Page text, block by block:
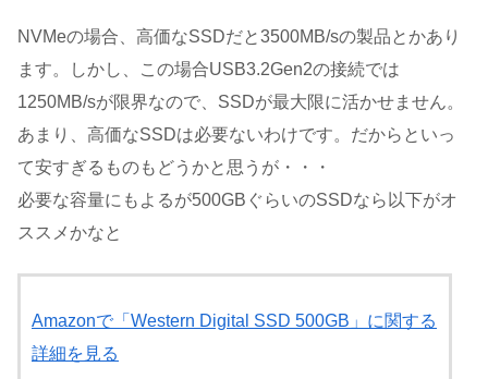
NVMeの場合、高価なSSDだと3500MB/sの製品とかあり
ます。しかし、この場合USB3.2Gen2の接続では
1250MB/sが限界なので、SSDが最大限に活かせません。
あまり、高価なSSDは必要ないわけです。だからといっ
て安すぎるものもどうかと思うが・・・
必要な容量にもよるが500GBぐらいのSSDなら以下がオ
ススメかなと
Amazonで「Western Digital SSD 500GB」に関する
詳細を見る